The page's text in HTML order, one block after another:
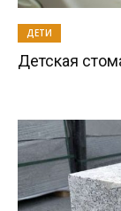
ДЕТИ
Детская